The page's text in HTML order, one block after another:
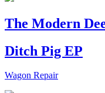
The Modern
Ditch Pig EP
Wagon Repair